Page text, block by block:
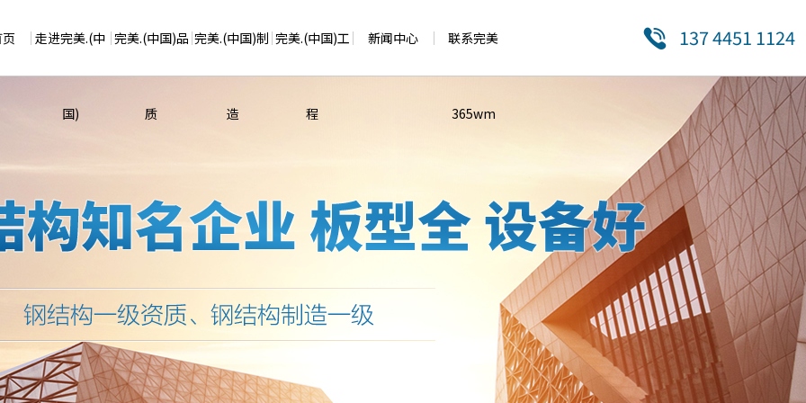
137 4451 1124
走进完美.(中
国)
完美.(中国)品
质
完美.(中国)制
造
完美.(中国)工
程
新闻中心 联系完美
365wm